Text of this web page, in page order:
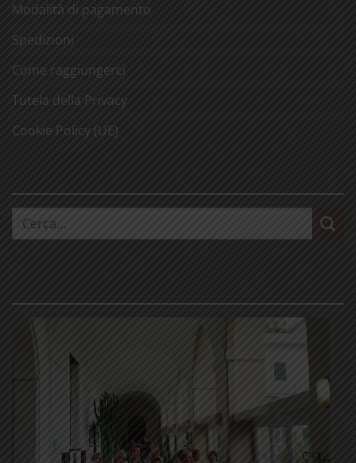
Modalità di pagamento
Spedizioni
Come raggiungerci
Tutela della Privacy
Cookie Policy (UE)
Cerca: